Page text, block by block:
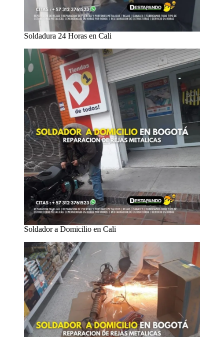
Soldadura 24 Horas en Cali
Soldador a Domicilio en Cali